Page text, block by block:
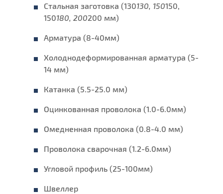
Стальная заготовка (130130, 150150,
150180, 200200 мм)
Арматура (8-40мм)
Холоднодеформированная арматура (5-
14 мм)
Катанка (5.5-25.0 мм)
Оцинкованная проволока (1.0-6.0мм)
Омедненная проволока (0.8-4.0 мм)
Проволока сварочная (1.2-6.0мм)
Угловой профиль (25-100мм)
Швеллер